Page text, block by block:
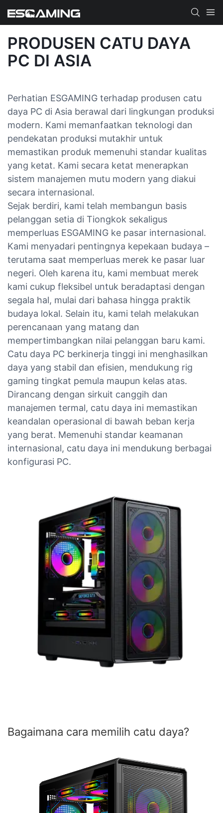
PRODUSEN CATU DAYA
PC DI ASIA
Perhatian ESGAMING terhadap produsen catu
daya PC di Asia berawal dari lingkungan produksi
modern. Kami memanfaatkan teknologi dan
pendekatan produksi mutakhir untuk
memastikan produk memenuhi standar kualitas
yang ketat. Kami secara ketat menerapkan
sistem manajemen mutu modern yang diakui
secara internasional.
Sejak berdiri, kami telah membangun basis
pelanggan setia di Tiongkok sekaligus
memperluas ESGAMING ke pasar internasional.
Kami menyadari pentingnya kepekaan budaya –
terutama saat memperluas merek ke pasar luar
negeri. Oleh karena itu, kami membuat merek
kami cukup fleksibel untuk beradaptasi dengan
segala hal, mulai dari bahasa hingga praktik
budaya lokal. Selain itu, kami telah melakukan
perencanaan yang matang dan
mempertimbangkan nilai pelanggan baru kami.
Catu daya PC berkinerja tinggi ini menghasilkan
daya yang stabil dan efisien, mendukung rig
gaming tingkat pemula maupun kelas atas.
Dirancang dengan sirkuit canggih dan
manajemen termal, catu daya ini memastikan
keandalan operasional di bawah beban kerja
yang berat. Memenuhi standar keamanan
internasional, catu daya ini mendukung berbagai
konfigurasi PC.
Bagaimana cara memilih catu daya?